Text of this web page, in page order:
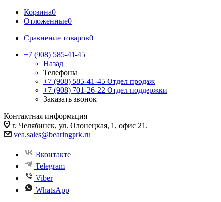
Корзина0
Отложенные0
Сравнение товаров0
+7 (908) 585-41-45
Назад
Телефоны
+7 (908) 585-41-45 Отдел продаж
+7 (908) 701-26-22 Отдел поддержки
Заказать звонок
Контактная информация
г. Челябинск, ул. Олонецкая, 1, офис 21.
vea.sales@bearingprk.ru
Вконтакте
Telegram
Viber
WhatsApp